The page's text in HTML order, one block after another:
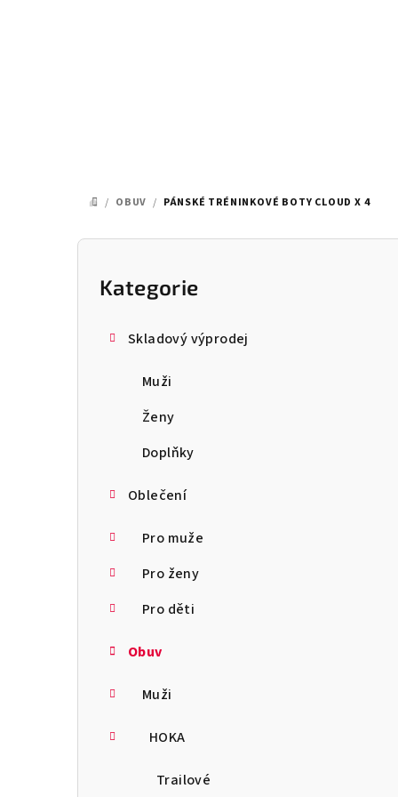
DOMŮ
/ OBUV / PÁNSKÉ TRÉNINKOVÉ BOTY CLOUD X 4
P
Přeskočit
kategorie
Kategorie
Skladový výprodej
Muži
Ženy
Doplňky
Oblečení
Pro muže
Pro ženy
Pro děti
Obuv
Muži
HOKA
Trailové